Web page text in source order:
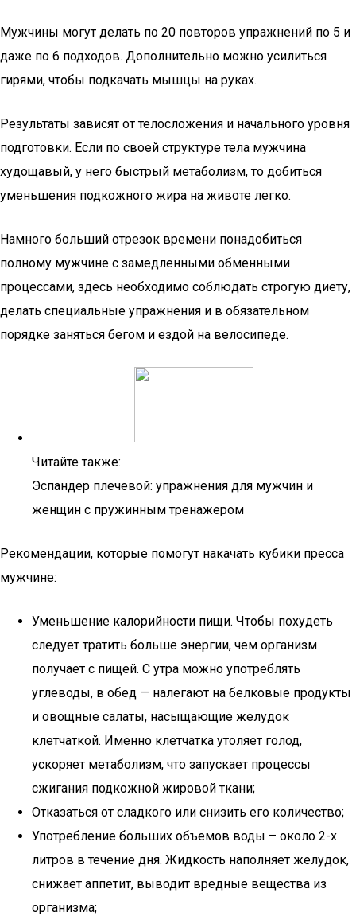
Мужчины могут делать по 20 повторов упражнений по 5 и
даже по 6 подходов. Дополнительно можно усилиться
гирями, чтобы подкачать мышцы на руках.
Результаты зависят от телосложения и начального уровня
подготовки. Если по своей структуре тела мужчина
худощавый, у него быстрый метаболизм, то добиться
уменьшения подкожного жира на животе легко.
Намного больший отрезок времени понадобиться
полному мужчине с замедленными обменными
процессами, здесь необходимо соблюдать строгую диету,
делать специальные упражнения и в обязательном
порядке заняться бегом и ездой на велосипеде.
Читайте также:
Эспандер плечевой: упражнения для мужчин и
женщин с пружинным тренажером
Рекомендации, которые помогут накачать кубики пресса
мужчине:
Уменьшение калорийности пищи. Чтобы похудеть
следует тратить больше энергии, чем организм
получает с пищей. С утра можно употреблять
углеводы, в обед — налегают на белковые продукты
и овощные салаты, насыщающие желудок
клетчаткой. Именно клетчатка утоляет голод,
ускоряет метаболизм, что запускает процессы
сжигания подкожной жировой ткани;
Отказаться от сладкого или снизить его количество;
Употребление больших объемов воды – около 2-х
литров в течение дня. Жидкость наполняет желудок,
снижает аппетит, выводит вредные вещества из
организма;